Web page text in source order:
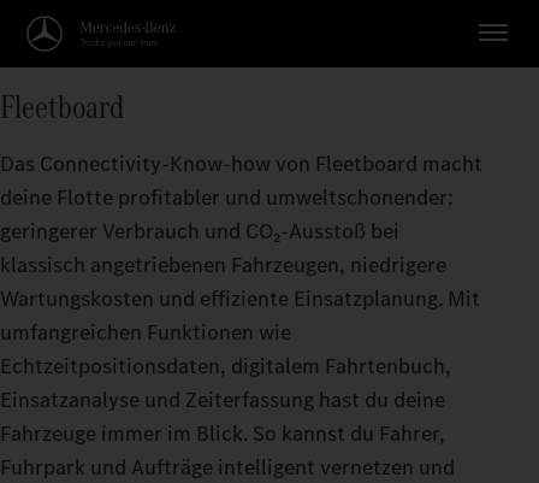
Fleetboard
Das Connectivity-Know-how von Fleetboard macht
deine Flotte profitabler und umweltschonender:
geringerer Verbrauch und CO₂-Ausstoß bei
klassisch angetriebenen Fahrzeugen, niedrigere
Wartungskosten und effiziente Einsatzplanung. Mit
umfangreichen Funktionen wie
Echtzeitpositionsdaten, digitalem Fahrtenbuch,
Einsatzanalyse und Zeiterfassung hast du deine
Fahrzeuge immer im Blick. So kannst du Fahrer,
Fuhrpark und Aufträge intelligent vernetzen und